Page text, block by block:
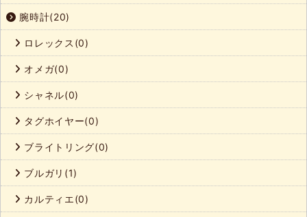
腕時計(20)
ロレックス(0)
オメガ(0)
シャネル(0)
タグホイヤー(0)
ブライトリング(0)
ブルガリ(1)
カルティエ(0)